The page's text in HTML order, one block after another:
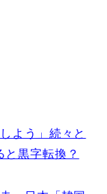
よう」続々と
と黒字転換？